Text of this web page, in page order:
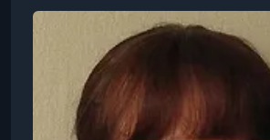
десяти лет занималась
логистикой. С 2011 года живёт в
недалеко от Звенигорода.